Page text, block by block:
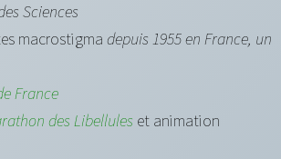
Sciences
macrostigma depuis 1955 en France, un
France
des Libellules et animation